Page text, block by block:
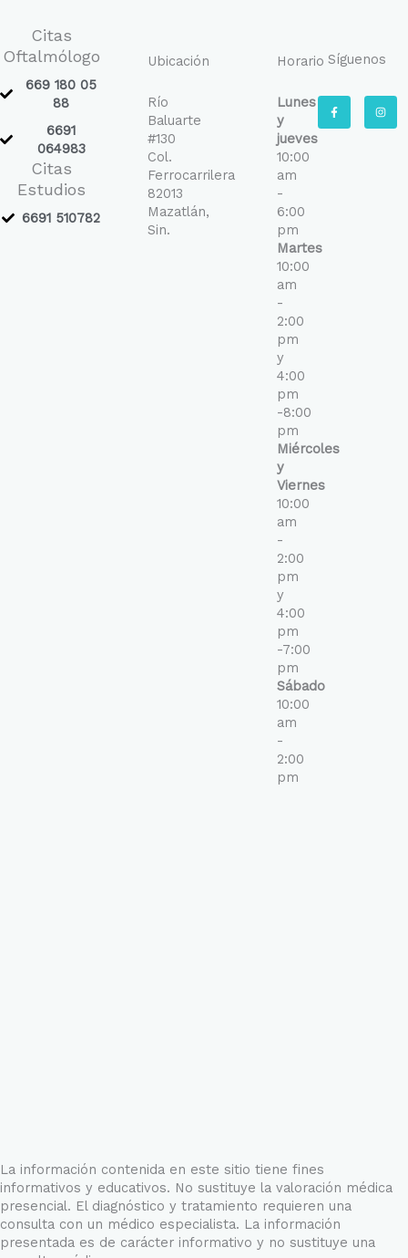
Citas
Oftalmólogo
669 180 05
88
6691
064983
Citas
Estudios
6691 510782
Ubicación
Río
Baluarte
#130
Col.
Ferrocarrilera
82013
Mazatlán,
Sin.
Horario
Lunes
y
jueves
10:00
am
-
6:00
pm
Martes
10:00
am
-
2:00
pm
y
4:00
pm
-8:00
pm
Miércoles
y
Viernes
10:00
am
-
2:00
pm
y
4:00
pm
-7:00
pm
Sábado
10:00
am
-
2:00
pm
Síguenos
F
a
c
e
I
n
s
t
La información contenida en este sitio tiene fines
informativos y educativos. No sustituye la valoración médica
presencial. El diagnóstico y tratamiento requieren una
consulta con un médico especialista. La información
presentada es de carácter informativo y no sustituye una